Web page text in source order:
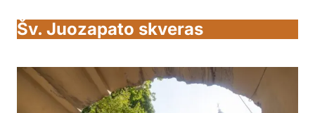
Šv. Juozapato skveras